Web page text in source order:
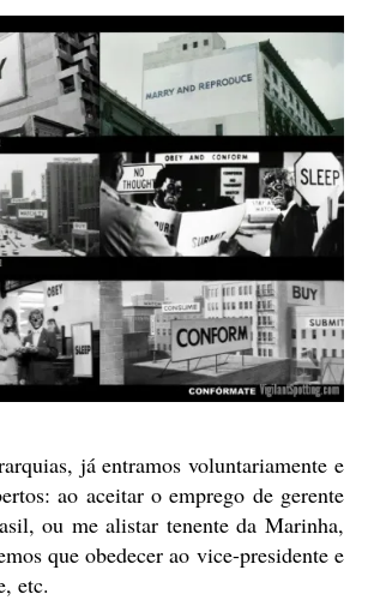
já entramos voluntariamente e
ao aceitar o emprego de gerente
ou me alistar tenente da Marinha,
que obedecer ao vice-presidente e
etc.